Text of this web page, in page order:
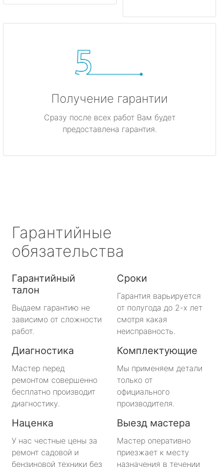
Получение гарантии
Сразу после всех работ Вам будет
предоставлена гарантия.
Гарантийные
обязательства
Гарантийный
талон
Выдаем гарантию не
зависимо от сложности
работ.
Сроки
Гарантия варьируется
от полугода до 2-х лет
смотря какая
неисправность.
Диагностика
Мастер перед
ремонтом совершенно
бесплатно производит
диагностику.
Комплектующие
Мы применяем детали
только от
официального
производителя.
Наценка
У нас честные цены за
ремонт садовой и
бензиновой техники без
Выезд мастера
Мастер оперативно
приезжает к месту
назначения в течении